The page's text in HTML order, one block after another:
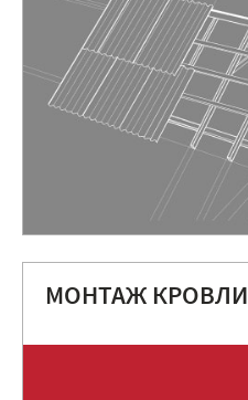
МОНТАЖ КРОВЛИ